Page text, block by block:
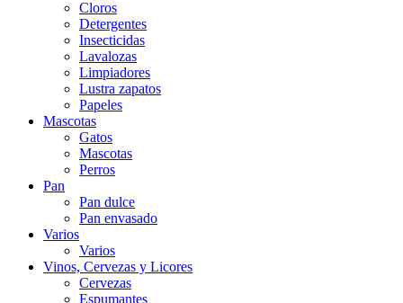
Cloros
Detergentes
Insecticidas
Lavalozas
Limpiadores
Lustra zapatos
Papeles
Mascotas
Gatos
Mascotas
Perros
Pan
Pan dulce
Pan envasado
Varios
Varios
Vinos, Cervezas y Licores
Cervezas
Espumantes